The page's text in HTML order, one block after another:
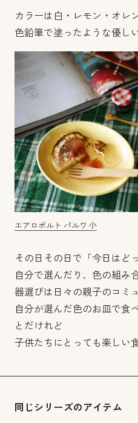
カラーは白・レモン・オレ
色鉛筆で塗ったような優し
エアロポルト パルワ 小
その日その日で「今日はど
自分で選んだり、色の組み
器選びは日々の親子のコミ
自分が選んだ色のお皿で食
とだけれど
子供たちにとっても楽しい
同じシリーズのアイテム